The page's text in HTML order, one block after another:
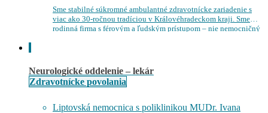
Sme stabilné súkromné ambulantné zdravotnícke zariadenie s
viac ako 30-ročnou tradíciou v Královéhradeckom kraji. Sme
rodinná firma s férovým a ľudským prístupom – nie nemocničný
Neurologické oddelenie – lekár
Zdravotnícke povolania
Liptovská nemocnica s poliklinikou MUDr. Ivana